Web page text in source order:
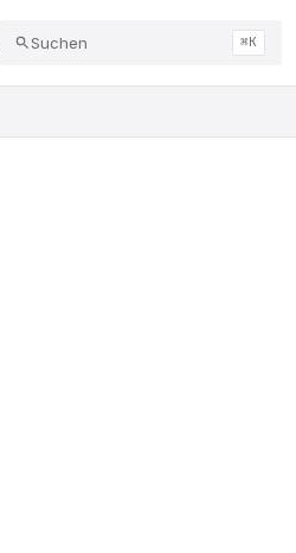
Abo & Kündigung
Suchen ⌘K